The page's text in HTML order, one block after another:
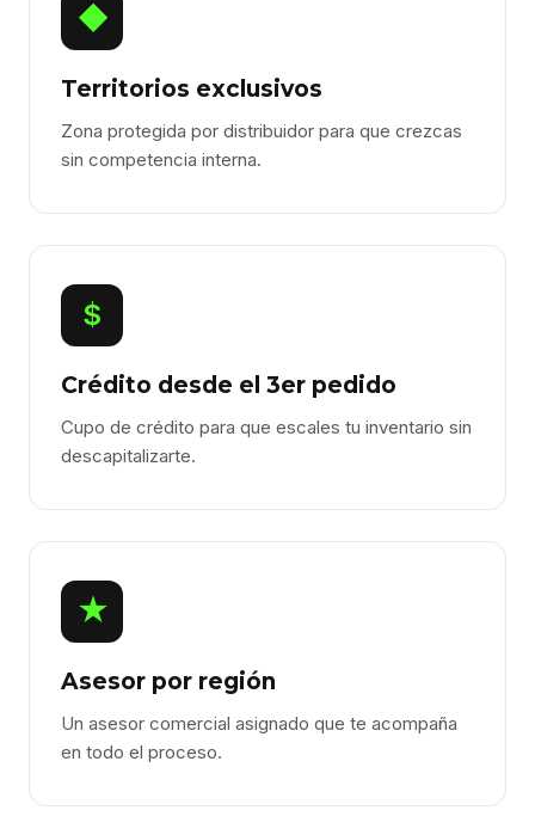
◆
Territorios exclusivos
Zona protegida por distribuidor para que crezcas
sin competencia interna.
$
Crédito desde el 3er pedido
Cupo de crédito para que escales tu inventario sin
descapitalizarte.
★
Asesor por región
Un asesor comercial asignado que te acompaña
en todo el proceso.